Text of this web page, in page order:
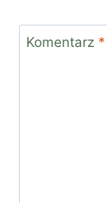
Komentarz *